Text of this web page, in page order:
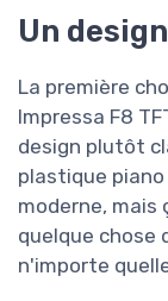
Un
La première
Impressa F8
design plutôt
plastique piano
moderne, mais
quelque chose
n'importe